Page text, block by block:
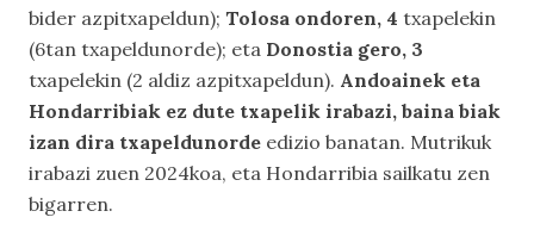
bider azpitxapeldun); Tolosa ondoren, 4 txapelekin
(6tan txapeldunorde); eta Donostia gero, 3
txapelekin (2 aldiz azpitxapeldun). Andoainek eta
Hondarribiak ez dute txapelik irabazi, baina biak
izan dira txapeldunorde edizio banatan. Mutrikuk
irabazi zuen 2024koa, eta Hondarribia sailkatu zen
bigarren.